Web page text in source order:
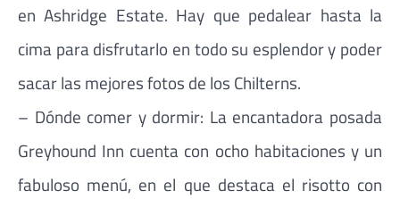
en Ashridge Estate. Hay que pedalear hasta la
cima para disfrutarlo en todo su esplendor y poder
sacar las mejores fotos de los Chilterns.
– Dónde comer y dormir: La encantadora posada
Greyhound Inn cuenta con ocho habitaciones y un
fabuloso menú, en el que destaca el risotto con